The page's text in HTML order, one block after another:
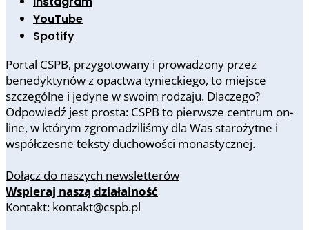
YouTube
Spotify
Portal CSPB, przygotowany i prowadzony przez
benedyktynów z opactwa tynieckiego, to miejsce
szczególne i jedyne w swoim rodzaju. Dlaczego?
Odpowiedź jest prosta: CSPB to pierwsze centrum on-
line, w którym zgromadziliśmy dla Was starożytne i
współczesne teksty duchowości monastycznej.
Dołącz do naszych newsletterów
Wspieraj naszą działalność
Kontakt: kontakt@cspb.pl